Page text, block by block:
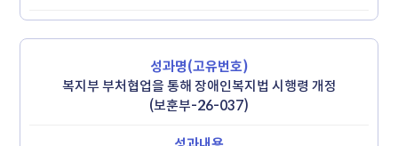
복지부 부처협업을 통해 장애인복지법 시행령 개정
(보훈부-26-037)